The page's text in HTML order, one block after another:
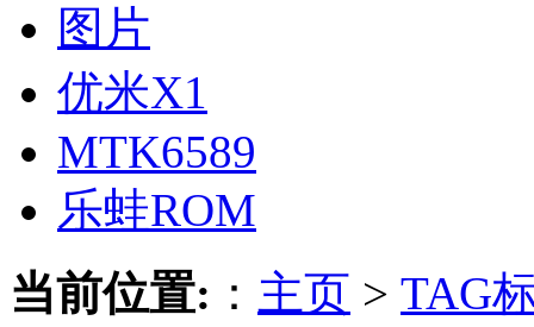
图片
优米X1
MTK6589
乐蛙ROM
当前位置: ： 主页 > TAG